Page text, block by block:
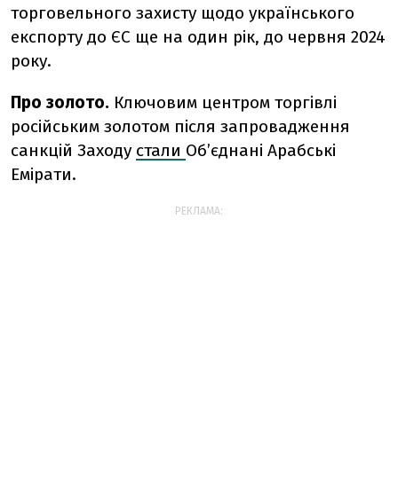
торговельного захисту щодо українського
експорту до ЄС ще на один рік, до червня 2024
року.
Про золото. Ключовим центром торгівлі
російським золотом після запровадження
санкцій Заходу стали Об’єднані Арабські
Емірати.
РЕКЛАМА: